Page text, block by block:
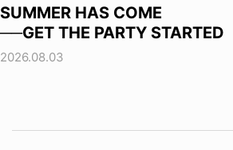
SUMMER HAS COME
──GET THE PARTY STARTED
2026.08.03